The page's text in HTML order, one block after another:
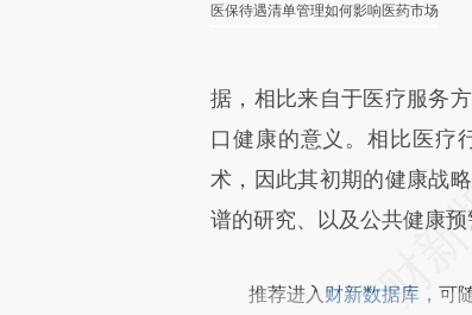
医保待遇清单管理如何影响医药市场
据，相比来自于医疗服务
口健康的意义。相比医疗
术，因此其初期的健康战
谱的研究、以及公共健康预
推荐进入 财新数据库 ，可